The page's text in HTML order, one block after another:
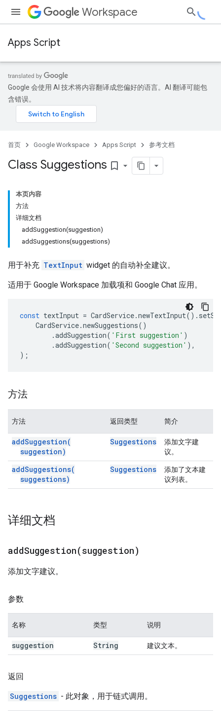
Workspace
Apps Script
Google 会使用 AI 技术将内容翻译成您偏好的语言。AI 翻译可能包
含错误。
首页 Google Workspace Apps Script 参考文档
Class Suggestions bookmark_border
本页内容
方法
详细文档
addSuggestion(suggestion)
addSuggestions(suggestions)
用于补充 TextInput widget 的自动补全建议。
适用于 Google Workspace 加载项和 Google Chat 应用。
const textInput = CardService.newTextInput().
CardService.newSuggestions()
.addSuggestion( 'First suggestion' )
.addSuggestion( 'Second suggestion' ),
);
方法
方法 返回类型 简介
addSuggestion(
suggestion)
Suggestions
添加文字建
议。
addSuggestions(
suggestions)
Suggestions
添加了文本建
议列表。
详细文档
addSuggestion(suggestion)
添加文字建议。
参数
名称 类型 说明
suggestion String 建议文本。
返回
Suggestions - 此对象，用于链式调用。